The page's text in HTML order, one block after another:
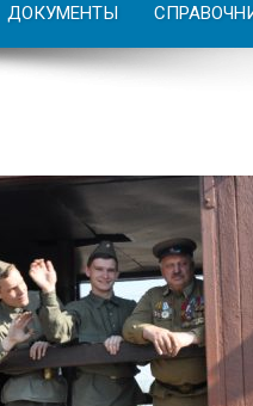
ДОКУМЕНТЫ